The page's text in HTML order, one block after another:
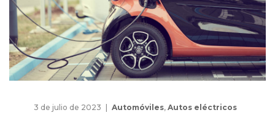
3 de julio de 2023 Automóviles, Autos eléctricos